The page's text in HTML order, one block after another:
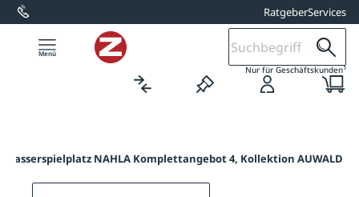
springen RatgeberServices
Nur für Geschäftskunden1
Wasserspielplatz NAHLA Komplettangebot 4, Kollektion AUWALD